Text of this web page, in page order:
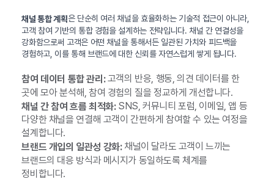
채널 통합 계획은 단순히 여러 채널을 효율화하는 기술적 접근이 아니라,
고객 참여 기반의 통합 경험을 설계하는 전략입니다. 채널 간 연결성을
강화함으로써 고객은 어떤 채널을 통해서든 일관된 가치와 피드백을
경험하고, 이를 통해 브랜드에 대한 신뢰를 자연스럽게 쌓게 됩니다.
참여 데이터 통합 관리:고객의 반응, 행동, 의견 데이터를 한
곳에 모아 분석해, 참여 경험의 질을 정교하게 개선합니다.
채널 간 참여 흐름 최적화:SNS, 커뮤니티 포럼, 이메일, 앱 등
다양한 채널을 연결해 고객이 간편하게 참여할 수 있는 여정을
설계합니다.
브랜드 개입의 일관성 강화:채널이 달라도 고객이 느끼는
브랜드의 대응 방식과 메시지가 동일하도록 체계를
정비합니다.